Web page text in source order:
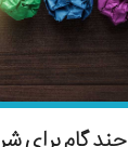
چند گام برای